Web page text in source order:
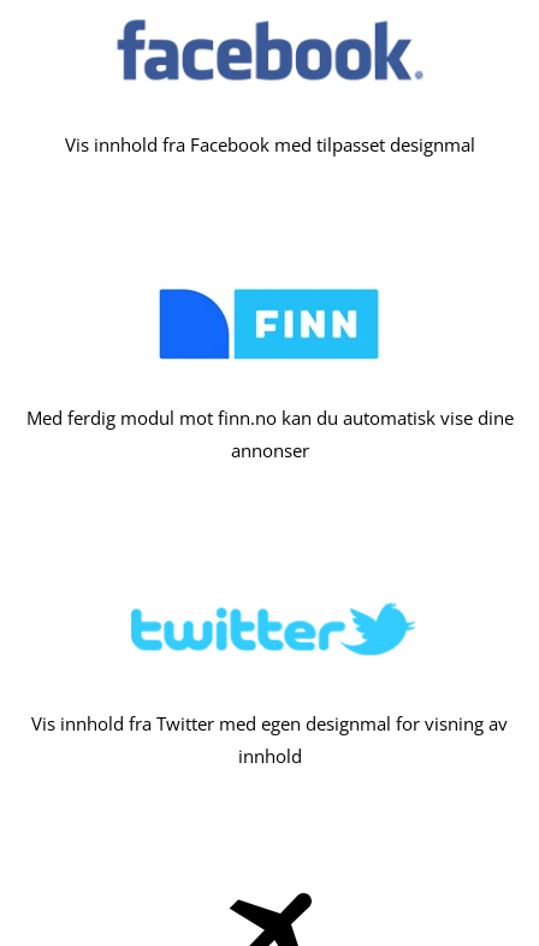
Vis innhold fra Facebook med tilpasset designmal
Med ferdig modul mot finn.no kan du automatisk vise dine
annonser
Vis innhold fra Twitter med egen designmal for visning av
innhold